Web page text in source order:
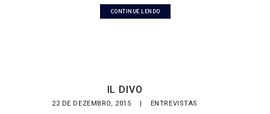
CONTINUE LENDO
IL DIVO
22 DE DEZEMBRO, 2015 | ENTREVISTAS